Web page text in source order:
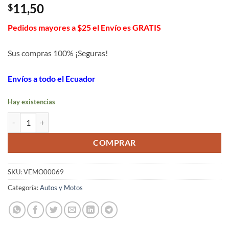
$11,50
Pedidos mayores a $25 el Envío es GRATIS
Sus compras 100% ¡Seguras!
Envíos a todo el Ecuador
Hay existencias
COMPRAR
SKU:VEMO00069
Categoría:Autos y Motos